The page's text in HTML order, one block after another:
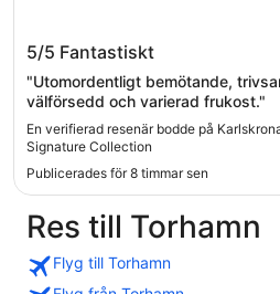
Karlskrona Stadshotell,
Collection
5/5 Fantastiskt
"Utomordentligt bemötande,
välförsedd och varierad frukost."
En verifierad resenär bodde på
Signature Collection
Publicerades för 8 timmar sen
Res till Torhamn
Flyg till Torhamn